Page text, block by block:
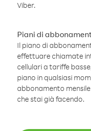
Viber.
Piani di
Il piano di
effettuare chiamate
cellulari a tariffe
piano in qualsiasi
abbonamento
che stai già facendo.